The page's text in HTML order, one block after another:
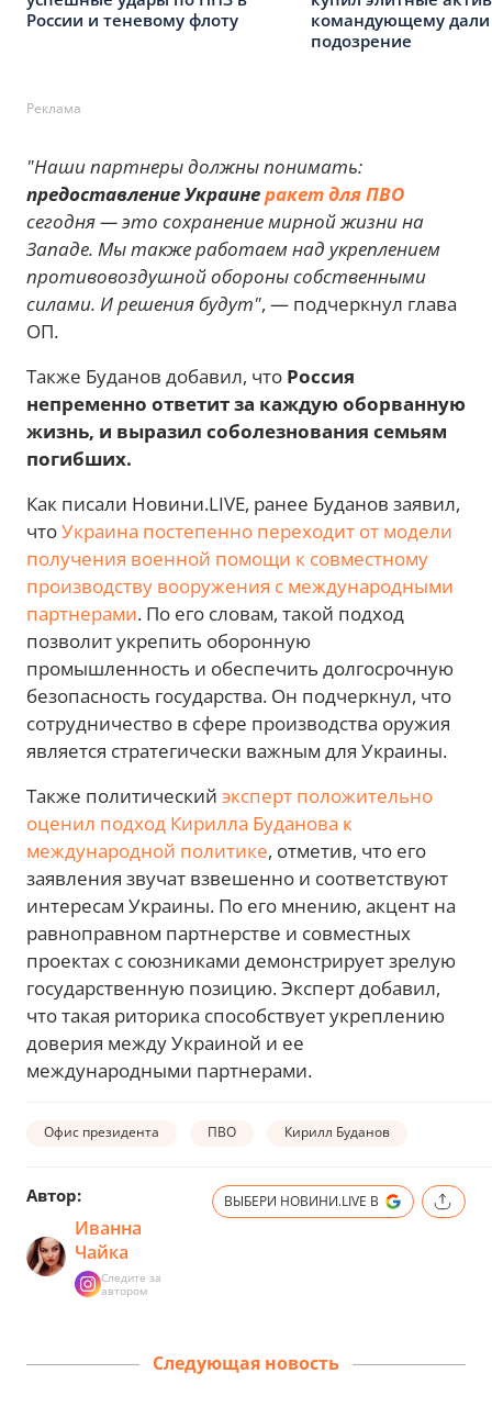
России и теневому флоту
командующему дали
подозрение
Реклама
"Наши партнеры должны понимать:
предоставление Украинеракет для ПВО
сегодня — это сохранение мирной жизни на
Западе. Мы также работаем над укреплением
противовоздушной обороны собственными
силами. И решения будут", — подчеркнул глава
ОП.
Также Буданов добавил, что Россия
непременно ответит за каждую оборванную
жизнь, и выразил соболезнования семьям
погибших.
Как писали Новини.LIVE, ранее Буданов заявил,
чтоУкраина постепенно переходит от модели
получения военной помощи к совместному
производству вооружения с международными
партнерами. По его словам, такой подход
позволит укрепить оборонную
промышленность и обеспечить долгосрочную
безопасность государства. Он подчеркнул, что
сотрудничество в сфере производства оружия
является стратегически важным для Украины.
Также политический эксперт положительно
оценил подход Кирилла Буданова к
международной политике, отметив, что его
заявления звучат взвешенно и соответствуют
интересам Украины. По его мнению, акцент на
равноправном партнерстве и совместных
проектах с союзниками демонстрирует зрелую
государственную позицию. Эксперт добавил,
что такая риторика способствует укреплению
доверия между Украиной и ее
международными партнерами.
Офис президента ПВО Кирилл Буданов
Автор:
Иванна
Чайка
Следите за
автором
ВЫБЕРИ НОВИНИ.LIVE В
Следующая новость